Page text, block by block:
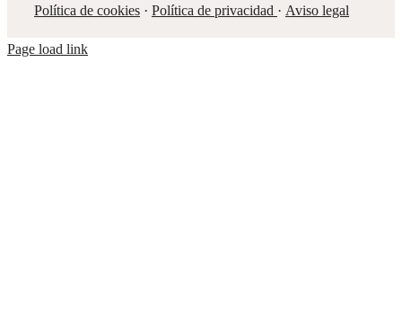
Política de cookies· Política de privacidad · Aviso legal
Page load link